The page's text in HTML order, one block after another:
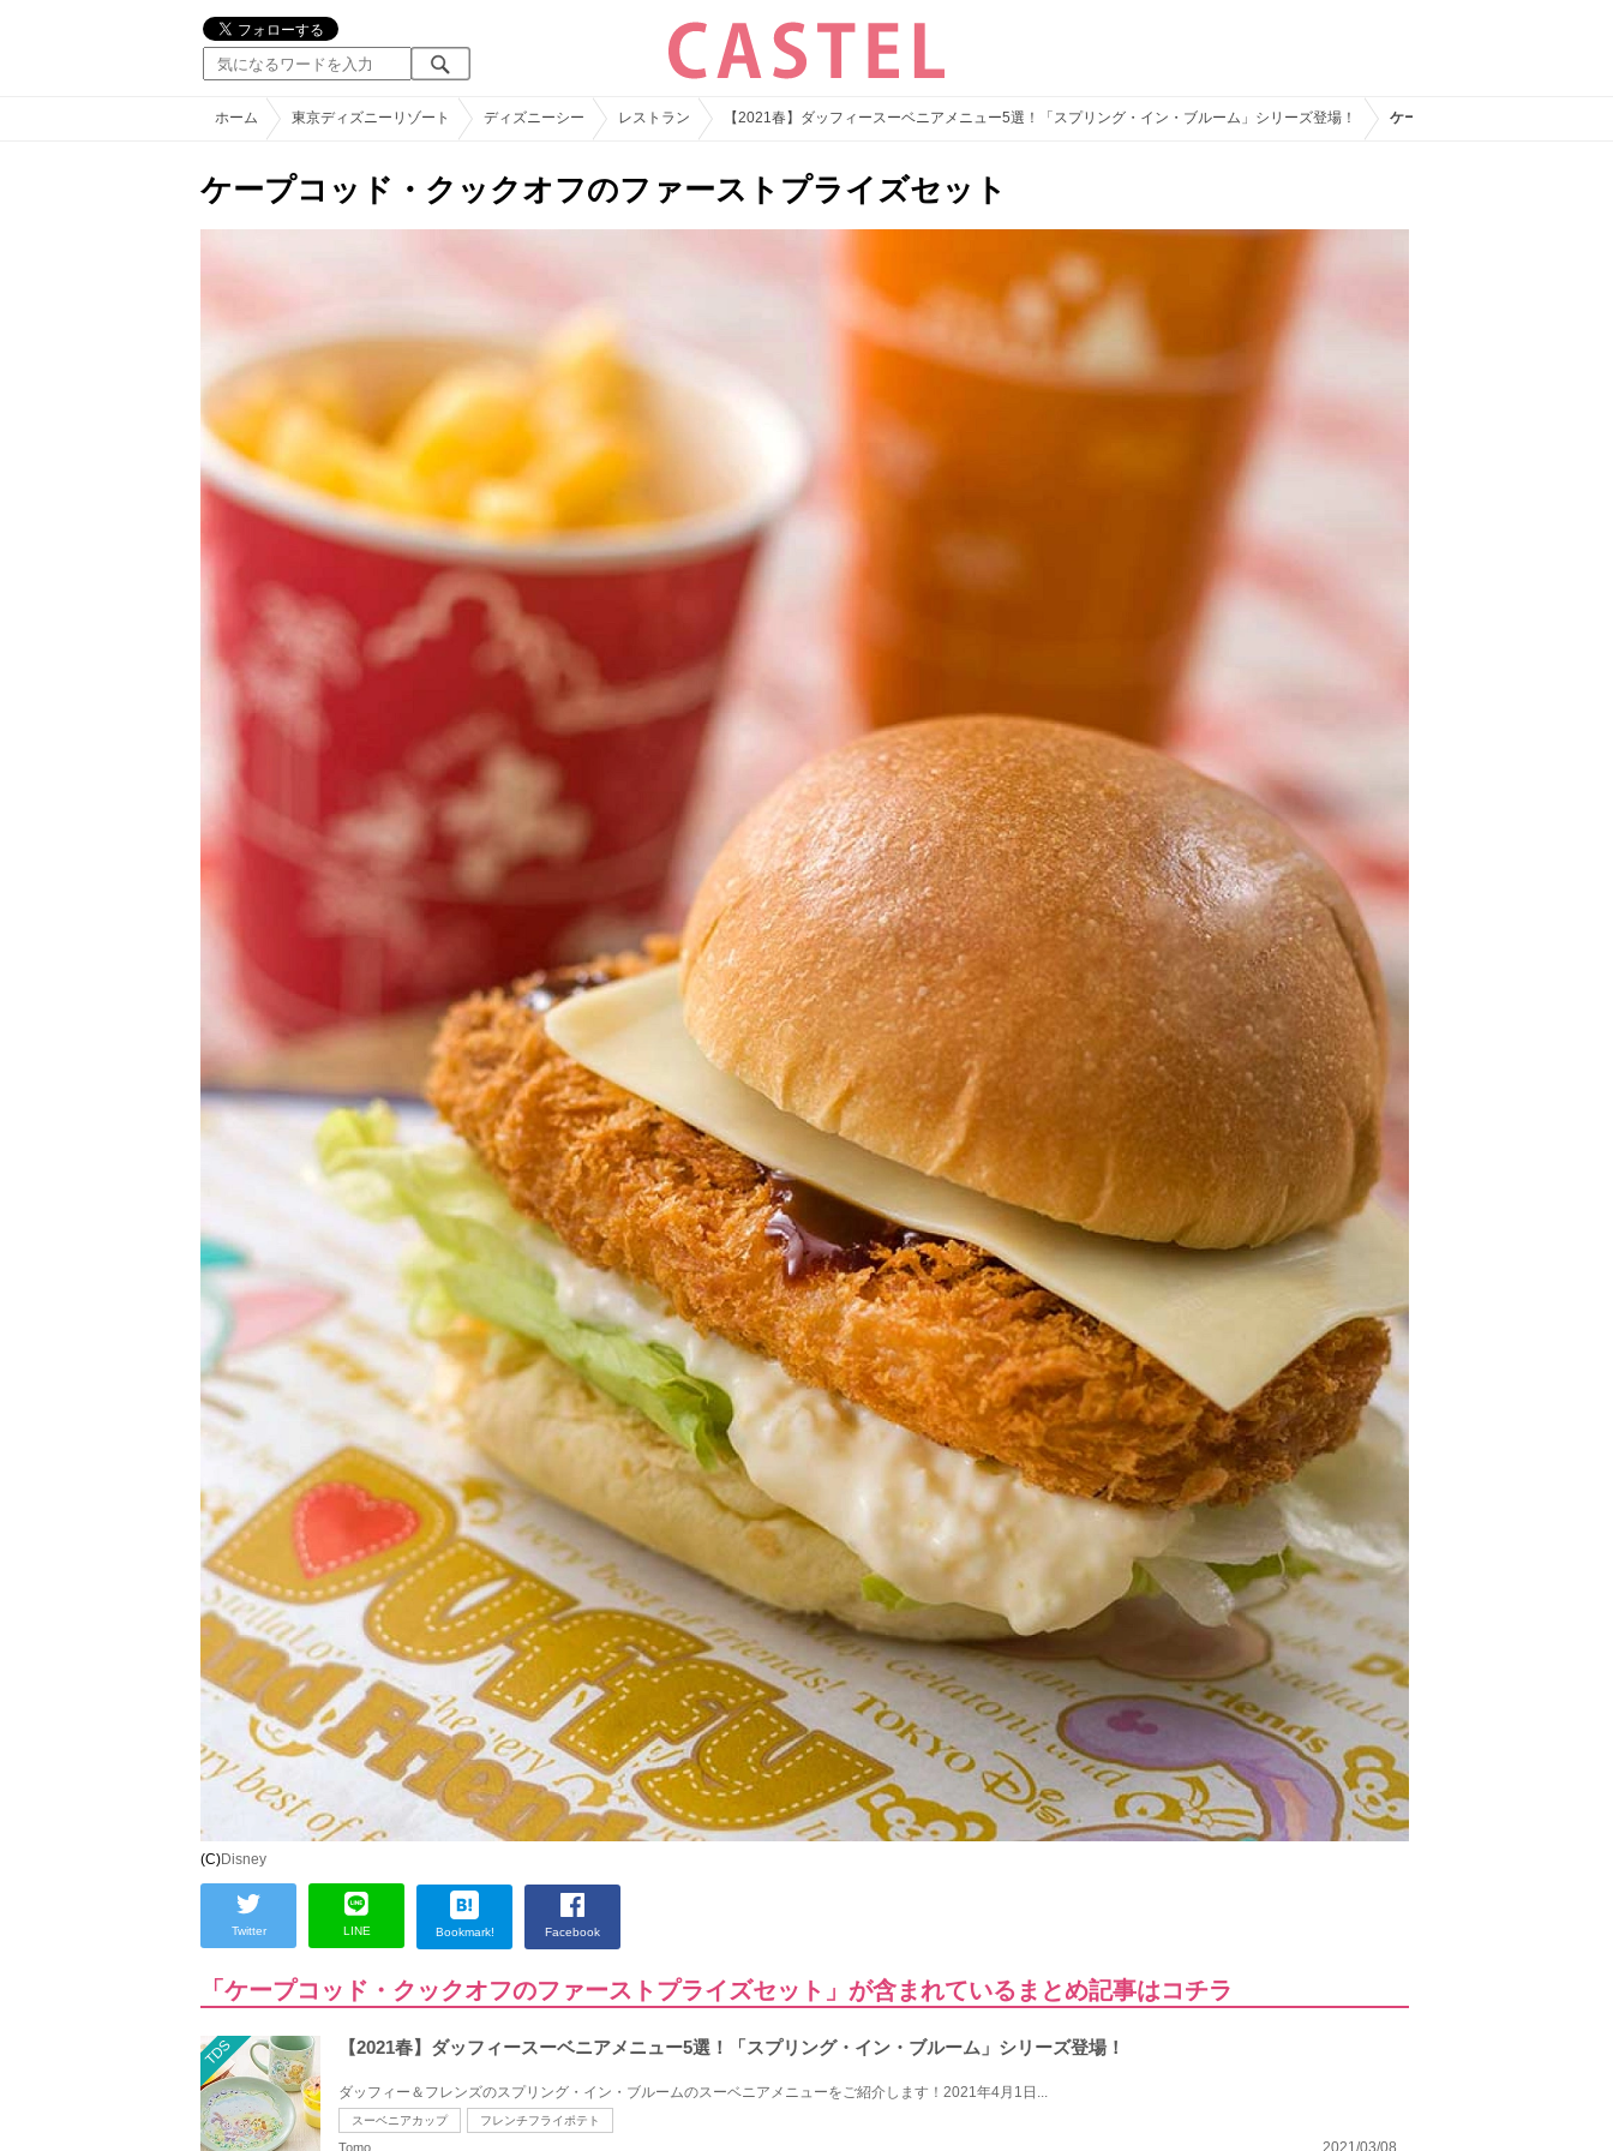
ホーム 東京ディズニーリゾート ディズニーシー レストラン 【2021春】ダッフィースーベニアメニュー5選！「スプリング・イン・ブルーム」シリーズ登場！ ケープコッド・クックオフのファ
ケープコッド・クックオフのファーストプライズセット
(C)Disney
Twitter LINE Bookmark! Facebook
「ケープコッド・クックオフのファーストプライズセット」が含まれているまとめ記事はコチラ
TDS 【2021春】ダッフィースーベニアメニュー5選！「スプリング・イン・ブルーム」シリーズ登場！
ダッフィー＆フレンズのスプリング・イン・ブルームのスーベニアメニューをご紹介します！2021年4月1日...
スーベニアカップ フレンチフライポテト
2021/03/08
Tomo